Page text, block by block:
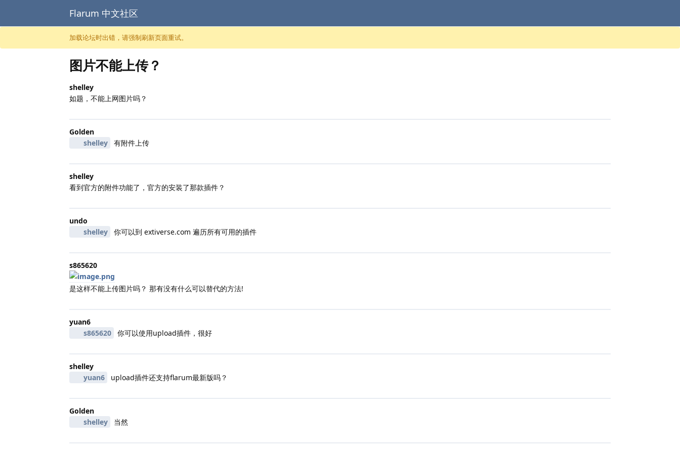
跳至内容
Flarum 中文社区
加载论坛时出错，请强制刷新页面重试。
图片不能上传？
shelley
如题，不能上网图片吗？
Golden
shelley
有附件上传
shelley
看到官方的附件功能了，官方的安装了那款插件？
undo
shelley
你可以到 extiverse.com 遍历所有可用的插件
s865620
是这样不能上传图片吗？ 那有没有什么可以替代的方法!
yuan6
s865620
你可以使用upload插件，很好
shelley
yuan6
upload插件还支持flarum最新版吗？
Golden
shelley
当然